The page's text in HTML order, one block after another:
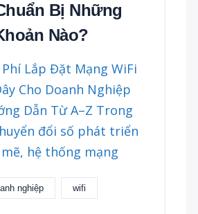
Bị Những
Nào?
Lắp Đặt Mạng WiFi
Cho Doanh Nghiệp
Dẫn Từ A–Z Trong
đổi số phát triển
hệ thống mạng
nghiệp wifi